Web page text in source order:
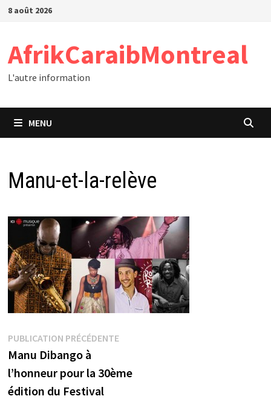
Passer
8 août 2026
AfrikCaraibMontreal
L'autre information
MENU
Manu-et-la-relève
Navigation
de
l’article
PUBLICATION PRÉCÉDENTEPublication
Manu Dibango à
l’honneur pour la 30ème
édition du Festival